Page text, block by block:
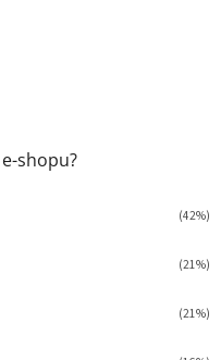
shopu?
(42%)
(21%)
(21%)